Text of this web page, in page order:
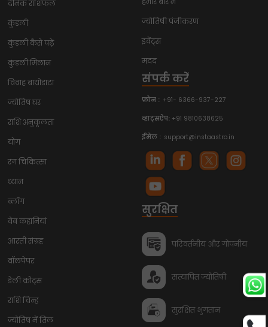
दैनिक राशिफल
कुंडली
कुंडली कैसे पढ़ें
कुंडली मिलान
विवाह बायोडाटा
ज्योतिष घर
राशि अनुकूलता
योग
रंग चिकित्सा
ध्यान
ब्लॉग
वेब कहानियां
आरती संग्रह
वॉलपेपर
डेली कोट्स
राशि चिन्ह
ज्योतिष में तिल
ज्योतिषी पंजीकरण
इवेंट्स
मदद
संपर्क करें
फ़ोन : +91- 6366-937-227
व्हाट्सऐप: +91 9810638625
ईमेल : support@instaastro.in
सुरक्षित
परिवर्तनीय और गोपनीय
सत्यापित ज्योतिषी
सुरक्षित भुगतान